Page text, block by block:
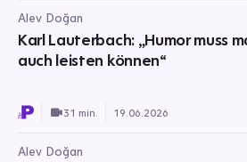
Alev Doğan
Karl Lauterbach: „Humor muss
auch leisten können“
31 min. 19.06.2026
Alev Doğan